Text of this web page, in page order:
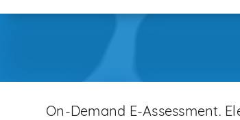
On-Demand E-Assessment.